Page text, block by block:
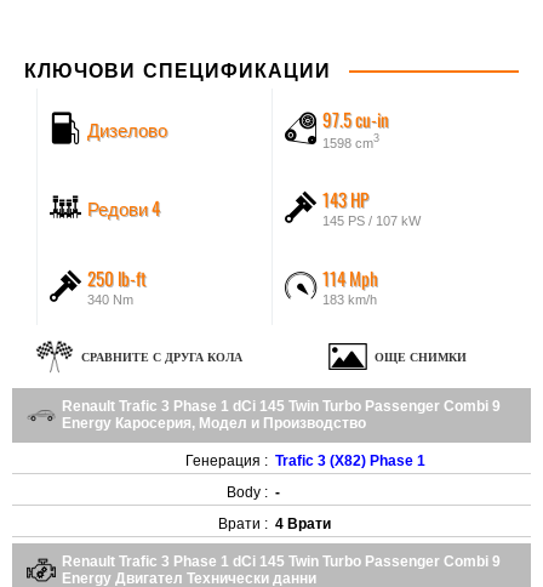
КЛЮЧОВИ СПЕЦИФИКАЦИИ
Дизелово 97.5 cu-in
1598 cm3
Редови 4 143 HP
145 PS / 107 kW
250 lb-ft
340 Nm
114 Mph
183 km/h
СРАВНИТЕ С ДРУГА КОЛА ОЩЕ СНИМКИ
Renault Trafic 3 Phase 1 dCi 145 Twin Turbo Passenger Combi 9
Energy Каросерия, Модел и Производство
Генерация : Trafic 3 (X82) Phase 1
Body : -
Врати : 4 Врати
Renault Trafic 3 Phase 1 dCi 145 Twin Turbo Passenger Combi 9
Energy Двигател Технически данни